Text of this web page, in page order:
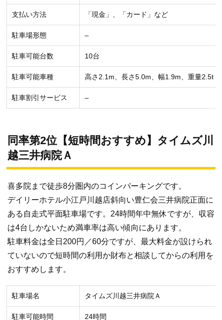
支払い方法 「現金」、「カード」など
駐車場形態 –
駐車可能台数 10台
駐車可能車種 高さ2.1m、長さ5.0m、幅1.9m、重量2.5t
駐車割引サービス –
同率第2位【短時間おすすめ】タイムズ川
越三井病院Ａ
喜多院まで徒歩8分圏内のコインパーキングです。
デイリーホテル小江戸川越店斜向い豊仁会三井病院正面に
ある自走式平面駐車場です。24時間年中無休ですが、収容
は4台しかないため満車率は高い傾向にあります。
駐車料金は全日200円／60分ですが、最大料金が設けられ
ていないので短時間の利用か財布と相談してからの利用を
おすすめします。
駐車場名 タイムズ川越三井病院Ａ
駐車可能時間 24時間